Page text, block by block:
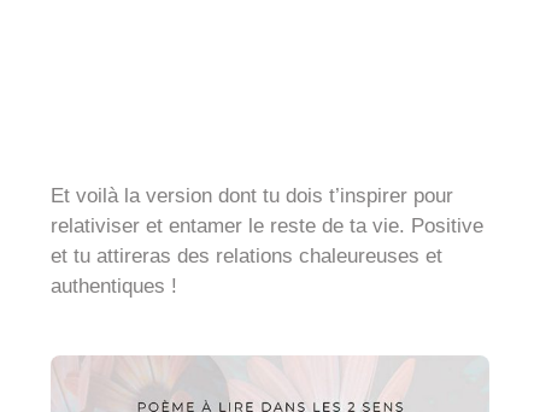
Et voilà la version dont tu dois t’inspirer pour
relativiser et entamer le reste de ta vie. Positive
et tu attireras des relations chaleureuses et
authentiques !